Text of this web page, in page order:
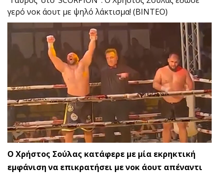
γερό νοκ άουτ με ψηλό λάκτισμα! (ΒΙΝΤΕΟ)
Ο Χρήστος Σούλας κατάφερε με μία εκρηκτική
εμφάνιση να επικρατήσει με νοκ άουτ απέναντι